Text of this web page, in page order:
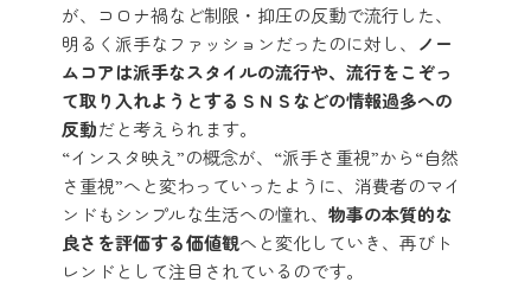
が、コロナ禍など制限・抑圧の反動で流行した、
明るく派手なファッションだったのに対し、
ノー
ムコアは派手なスタイルの流行や、流行をこぞっ
て取り入れようとするＳＮＳなどの情報過多への
反動だと考えられます。
“インスタ映え”の概念が、“派手さ重視”から“自然
さ重視”へと変わっていったように、消費者のマイ
ンドもシンプルな生活への憧れ、 物事の本質的な
良さを評価する価値観へと変化していき、再びト
レンドとして注目されているのです。